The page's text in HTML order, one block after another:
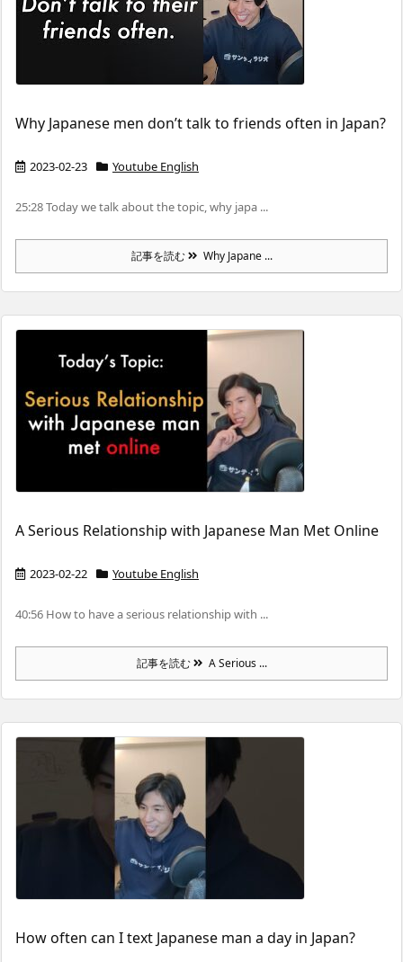
Why Japanese men don’t talk to friends often in Japan?
2023-02-23 Youtube English
25:28 Today we talk about the topic, why japa ...
記事を読む Why Japane ...
A Serious Relationship with Japanese Man Met Online
2023-02-22 Youtube English
40:56 How to have a serious relationship with ...
記事を読む A Serious ...
How often can I text Japanese man a day in Japan?